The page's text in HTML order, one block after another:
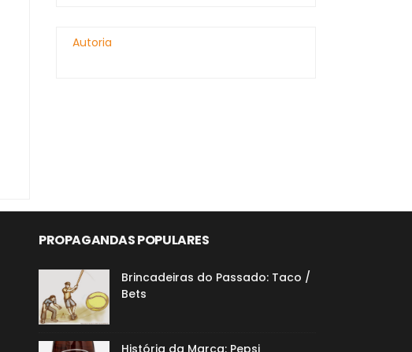
Autoria
PROPAGANDAS POPULARES
Brincadeiras do Passado: Taco /
Bets
História da Marca: Pepsi